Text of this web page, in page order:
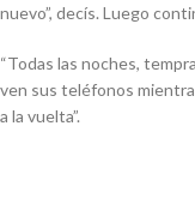
nuevo”, decís. Luego
“Todas las noches,
ven sus teléfonos
a la vuelta”.